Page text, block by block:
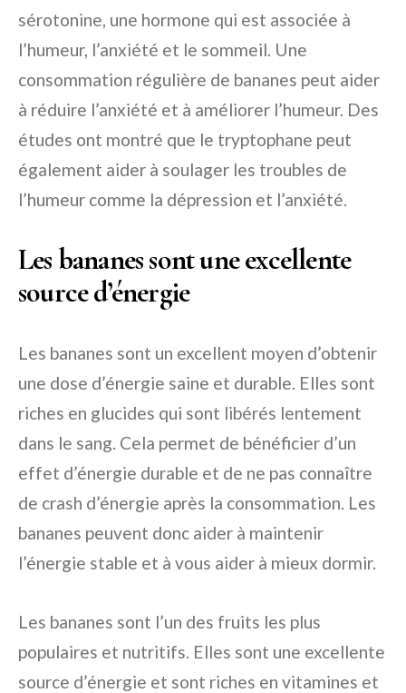
sérotonine, une hormone qui est associée à
l’humeur, l’anxiété et le sommeil. Une
consommation régulière de bananes peut aider
à réduire l’anxiété et à améliorer l’humeur. Des
études ont montré que le tryptophane peut
également aider à soulager les troubles de
l’humeur comme la dépression et l’anxiété.
Les bananes sont une excellente
source d’énergie
Les bananes sont un excellent moyen d’obtenir
une dose d’énergie saine et durable. Elles sont
riches en glucides qui sont libérés lentement
dans le sang. Cela permet de bénéficier d’un
effet d’énergie durable et de ne pas connaître
de crash d’énergie après la consommation. Les
bananes peuvent donc aider à maintenir
l’énergie stable et à vous aider à mieux dormir.
Les bananes sont l’un des fruits les plus
populaires et nutritifs. Elles sont une excellente
source d’énergie et sont riches en vitamines et